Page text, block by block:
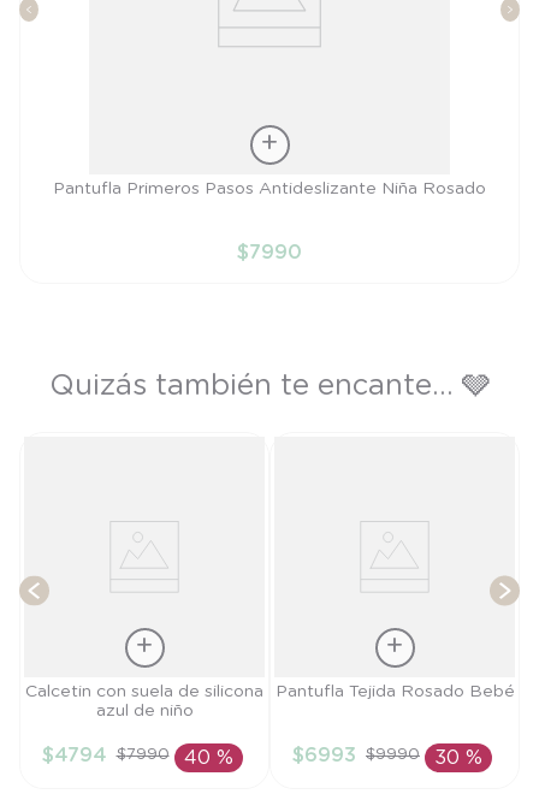
TallaPantufla Primeros Pasos Antideslizante Niña Rosado
$7990
Quizás también te encante... 🩶
Talla
AÑADIR AL
Calcetin con suela de silicona
azul de niño
$4794 $7990 40 %
Talla
AÑADIR AL
Pantufla Tejida Rosado Bebé
$6993 $9990 30 %